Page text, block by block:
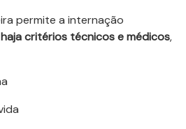
permite a internação
critérios técnicos e médicos,